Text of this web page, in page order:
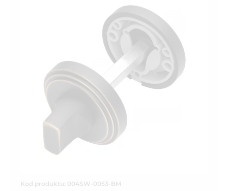
Kod produktu: 004SW-0053-BM